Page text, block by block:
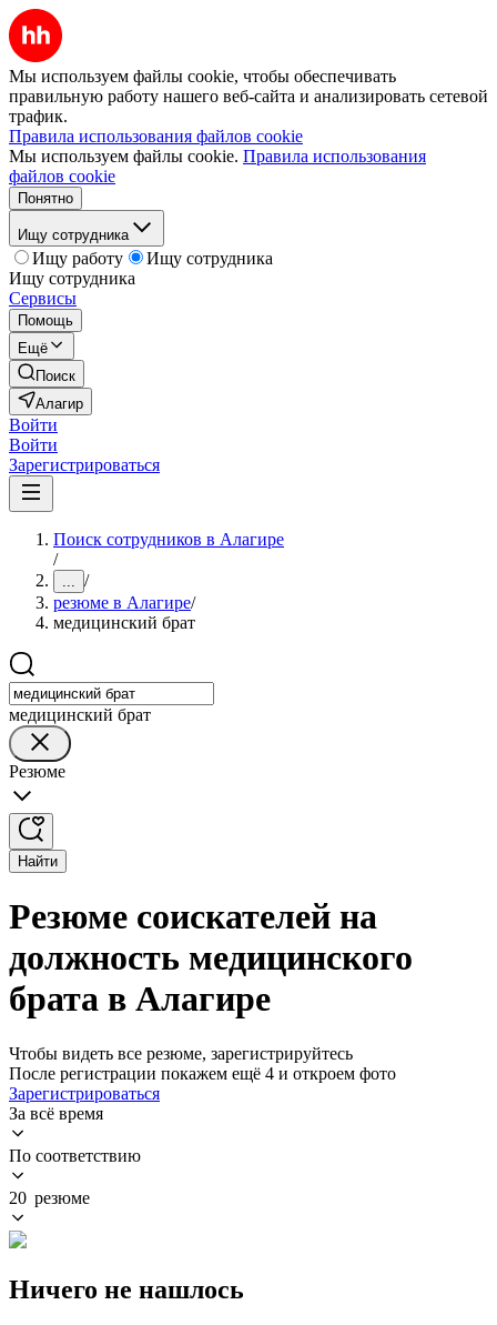
Мы используем файлы cookie, чтобы обеспечивать
правильную работу нашего веб-сайта и анализировать сетевой
трафик.
Правила использования файлов cookie
Мы используем файлы cookie. Правила использования
файлов cookie
Понятно
Ищу сотрудника
Ищу работу
Ищу сотрудника
Ищу сотрудника
Сервисы
Помощь
Ещё
Поиск
Алагир
Войти
Войти
Зарегистрироваться
Поиск сотрудников в Алагире
/
... /
резюме в Алагире/
медицинский брат
медицинский брат
Резюме
Найти
Резюме соискателей на
должность медицинского
брата в Алагире
Чтобы видеть все резюме, зарегистрируйтесь
После регистрации покажем ещё 4 и откроем фото
Зарегистрироваться
За всё время
По соответствию
20 резюме
Ничего не нашлось